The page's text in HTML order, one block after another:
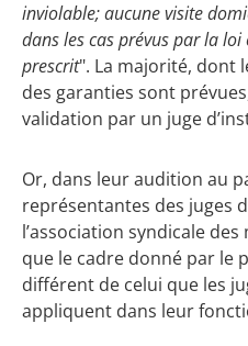
inviolable; aucune visite
dans les cas prévus par la
prescrit". La majorité, dont
des garanties sont
validation par un juge
Or, dans leur audition au
représentantes des juges
l’association syndicale
que le cadre donné par le
différent de celui que les
appliquent dans leur